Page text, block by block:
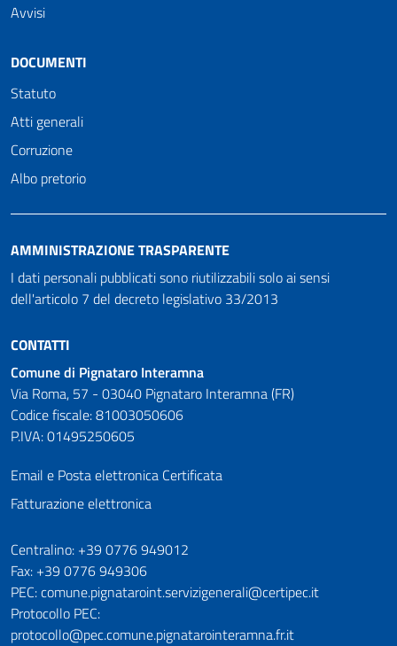
Avvisi
DOCUMENTI
Statuto
Atti generali
Corruzione
Albo pretorio
AMMINISTRAZIONE TRASPARENTE
I dati personali pubblicati sono riutilizzabili solo ai sensi
dell'articolo 7 del decreto legislativo 33/2013
CONTATTI
Comune di Pignataro Interamna
Via Roma, 57 - 03040 Pignataro Interamna (FR)
Codice fiscale: 81003050606
P.IVA: 01495250605
Email e Posta elettronica Certificata
Fatturazione elettronica
Numeri utili
Centralino: +39 0776 949012
Fax: +39 0776 949306
PEC: comune.pignataroint.servizigenerali@certipec.it
Protocollo PEC:
protocollo@pec.comune.pignatarointeramna.fr.it